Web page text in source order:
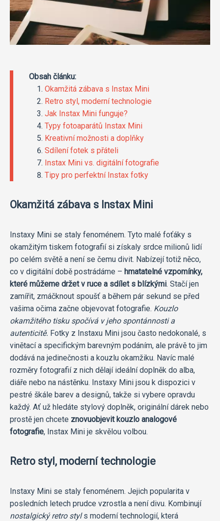
Obsah článku:
Okamžitá zábava s Instax Mini
Retro styl, moderní technologie
Jak Instax Mini funguje?
Typy fotoaparátů Instax Mini
Kreativní možnosti a doplňky
Sdílení fotek s přáteli
Instax Mini vs. digitální fotografie
Tipy pro perfektní Instax fotky
Okamžitá zábava s Instax Mini
Instaxy Mini se staly fenoménem. Tyto malé foťáky s
okamžitým tiskem fotografií si získaly srdce milionů lidí
po celém světě a není se čemu divit. Nabízejí totiž něco,
co v digitální době postrádáme – hmatatelné vzpomínky,
které můžeme držet v ruce a sdílet s blízkými. Stačí jen
zamířit, zmáčknout spoušť a během pár sekund se před
vašima očima začne objevovat fotografie. Kouzlo
okamžitého tisku spočívá v jeho spontánnosti a
autenticitě. Fotky z Instaxu Mini jsou často nedokonalé, s
vinětací a specifickým barevným podáním, ale právě to jim
dodává na jedinečnosti a kouzlu okamžiku. Navíc malé
rozměry fotografií z nich dělají ideální doplněk do alba,
diáře nebo na nástěnku. Instaxy Mini jsou k dispozici v
pestré škále barev a designů, takže si vybere opravdu
každý. Ať už hledáte stylový doplněk, originální dárek nebo
prostě jen chcete znovuobjevit kouzlo analogové
fotografie, Instax Mini je skvělou volbou.
Retro styl, moderní technologie
Instaxy Mini se staly fenoménem. Jejich popularita v
posledních letech prudce vzrostla a není divu. Kombinují
nostalgický retro styls moderní technologií, která